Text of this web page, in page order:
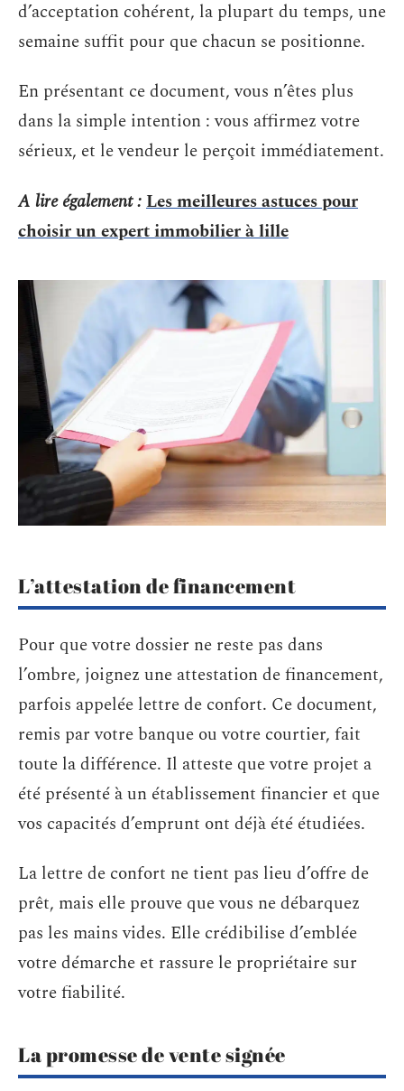
d’acceptation cohérent, la plupart du temps, une
semaine suffit pour que chacun se positionne.
En présentant ce document, vous n’êtes plus
dans la simple intention : vous affirmez votre
sérieux, et le vendeur le perçoit immédiatement.
A lire également :Les meilleures astuces pour
choisir un expert immobilier à lille
L’attestation de financement
Pour que votre dossier ne reste pas dans
l’ombre, joignez une attestation de financement,
parfois appelée lettre de confort. Ce document,
remis par votre banque ou votre courtier, fait
toute la différence. Il atteste que votre projet a
été présenté à un établissement financier et que
vos capacités d’emprunt ont déjà été étudiées.
La lettre de confort ne tient pas lieu d’offre de
prêt, mais elle prouve que vous ne débarquez
pas les mains vides. Elle crédibilise d’emblée
votre démarche et rassure le propriétaire sur
votre fiabilité.
La promesse de vente signée